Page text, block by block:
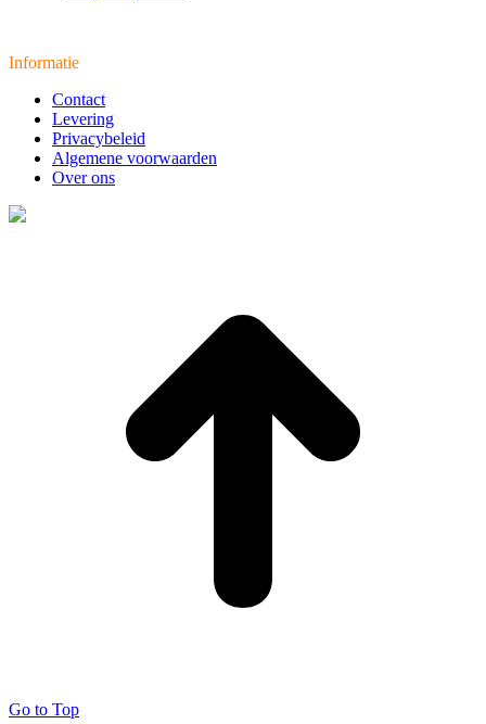
Informatie
Contact
Levering
Privacybeleid
Algemene voorwaarden
Over ons
Go to Top